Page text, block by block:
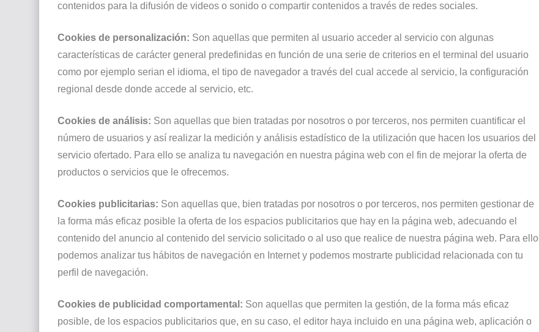
contenidos para la difusión de videos o sonido o compartir contenidos a través de redes sociales.
Cookies de personalización: Son aquellas que permiten al usuario acceder al servicio con algunas
características de carácter general predefinidas en función de una serie de criterios en el terminal del usuario
como por ejemplo serian el idioma, el tipo de navegador a través del cual accede al servicio, la configuración
regional desde donde accede al servicio, etc.
Cookies de análisis: Son aquellas que bien tratadas por nosotros o por terceros, nos permiten cuantificar el
número de usuarios y así realizar la medición y análisis estadístico de la utilización que hacen los usuarios del
servicio ofertado. Para ello se analiza tu navegación en nuestra página web con el fin de mejorar la oferta de
productos o servicios que le ofrecemos.
Cookies publicitarias: Son aquellas que, bien tratadas por nosotros o por terceros, nos permiten gestionar de
la forma más eficaz posible la oferta de los espacios publicitarios que hay en la página web, adecuando el
contenido del anuncio al contenido del servicio solicitado o al uso que realice de nuestra página web. Para ello
podemos analizar tus hábitos de navegación en Internet y podemos mostrarte publicidad relacionada con tu
perfil de navegación.
Cookies de publicidad comportamental: Son aquellas que permiten la gestión, de la forma más eficaz
posible, de los espacios publicitarios que, en su caso, el editor haya incluido en una página web, aplicación o